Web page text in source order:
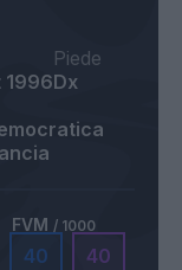
1996
Piede
Dx
FVM / 1000
40 40